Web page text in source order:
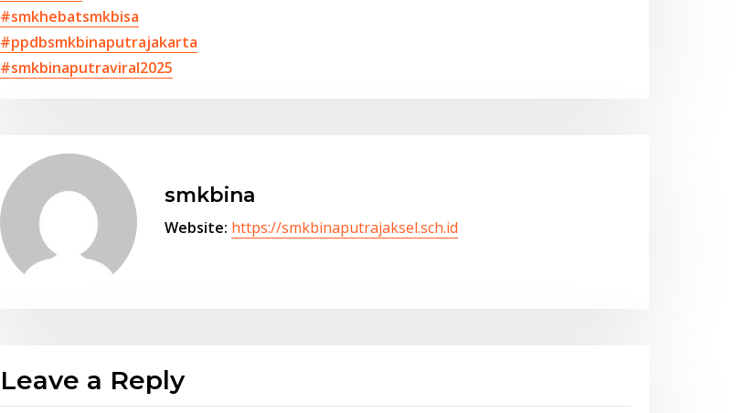
#smkhebatsmkbisa
#ppdbsmkbinaputrajakarta
#smkbinaputraviral2025
smkbina
Website: https://smkbinaputrajaksel.sch.id
Leave a Reply